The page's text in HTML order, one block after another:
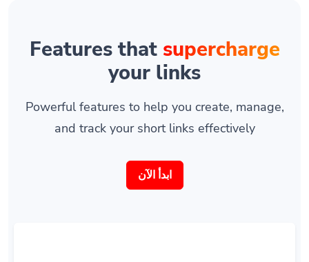
Features that supercharge
your links
Powerful features to help you create, manage,
and track your short links effectively
ابدأ الآن